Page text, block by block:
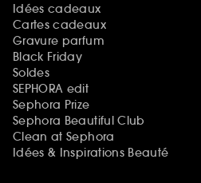
Idées cadeaux
Cartes cadeaux
Gravure parfum
Black Friday
Soldes
SEPHORA edit
Sephora Prize
Sephora Beautiful Club
Clean at Sephora
Idées & Inspirations Beauté